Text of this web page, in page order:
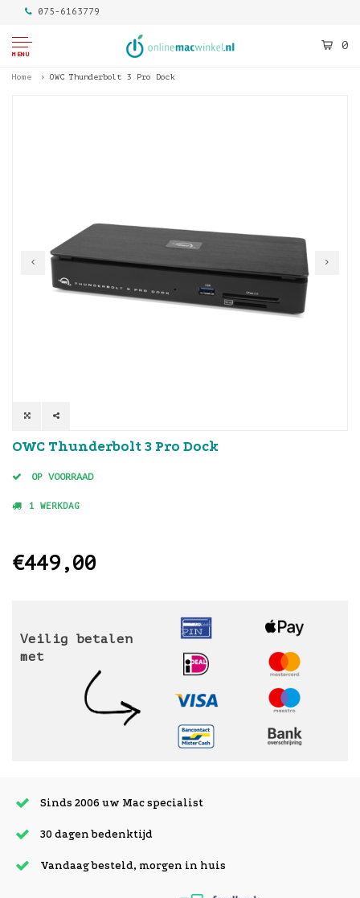
075-6163779
MENU
0
Home OWC Thunderbolt 3 Pro Dock
OWC Thunderbolt 3 Pro Dock
OP VOORRAAD
1 WERKDAG
€449,00
Veilig betalen
met
Sinds 2006 uw Mac specialist
30 dagen bedenktijd
Vandaag besteld, morgen in huis